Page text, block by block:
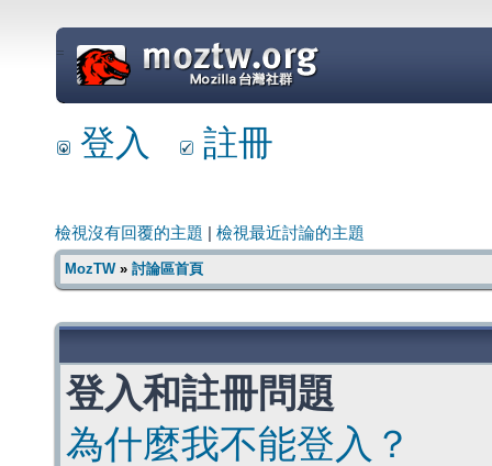
=
登入 註冊
檢視沒有回覆的主題 檢視最近討論的主題
MozTW» 討論區首頁
登入和註冊問題
為什麼我不能登入？